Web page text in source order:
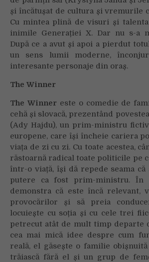
și încătușat de cultura și vremurile
Cu mintea plină de visuri și
inimile Generației X. Dar nu s-a
După ce a avut și apoi a pierdut
un sens lumii moderne,
interesante personaje din oraș.
The Winner
The Winner este o comedie de
cehă și slovacă, prezentând
(Ady Hajdu), un prim-ministru
europene, care își încheie cariera
viața de zi cu zi. Cu toate acestea,
răstoarnă radical toate politicile pe
într-o viață, își dă repede seama
putere ca fost prim-ministru. În
demonstra că este încă relevant,
provocărilor și să preia
locuiește cu soția și cu cele trei
petrecut atât de mult timp departe
cea mai mică idee despre cum
reală, el găsește o familie
trăiască fără el și un grup de